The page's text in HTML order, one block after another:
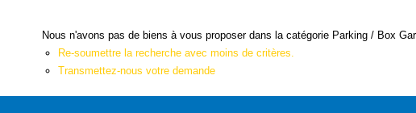
Nous n'avons pas de biens à vous proposer dans la catégorie Parking / Box
Re-soumettre la recherche avec moins de critères.
Transmettez-nous votre demande